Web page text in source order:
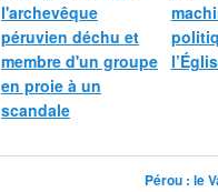
l'archevêque
péruvien déchu et
membre d'un groupe
en proie à un
scandale
Pérou : le